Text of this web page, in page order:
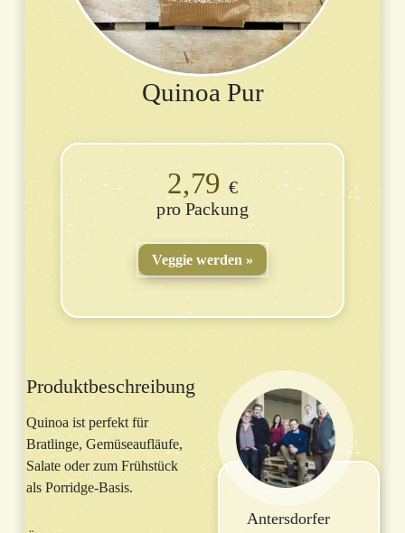
Quinoa Pur
2,79 €
Packung
Veggie werden
Produktbeschreibung
Quinoa ist perfekt für
Bratlinge, Gemüseaufläufe,
Salate oder zum Frühstück
als Porridge-Basis.
Antersdorfer